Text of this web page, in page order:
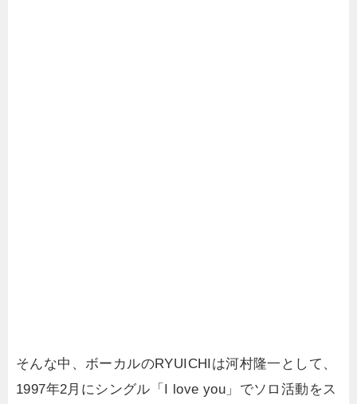
そんな中、ボーカルのRYUICHIは河村隆一として、
1997年2月にシングル「I love you」でソロ活動をス